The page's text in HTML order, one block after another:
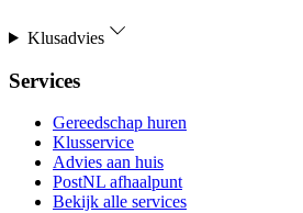
Klusadvies
Services
Gereedschap huren
Klusservice
Advies aan huis
PostNL afhaalpunt
Bekijk alle services